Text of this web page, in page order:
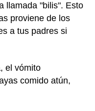
llamada "bilis". Esto
proviene de los
a tus padres si
el vómito
comido atún,